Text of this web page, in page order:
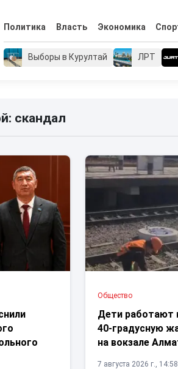
Политика Власть Экономика
Выборы в Курултай ЛРТ
скандал
Общество
Дети работают
40-градусную
на вокзале
7 августа 2026 г., 14:58